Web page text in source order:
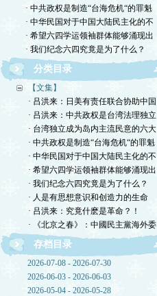
· 中共政权是制造“台海危机“的罪魁
· 中华民国对于中国大陆民主化的不
· 希望六四学运领袖群体能够涌现出
· 我们纪念六四究竟是为了什么？
分类目录
【文集】
· 吕洪来：日美有责任联合协助中国
· 吕洪来：中共政权是台湾法理独立
· 台湾独立成为岛内主流民意的六大
· 中共政权是制造“台海危机“的罪魁
· 中华民国对于中国大陆民主化的不
· 希望六四学运领袖群体能够涌现出
· 我们纪念六四究竟是为了什么？
· 人是有思想意识和创造力的生命
· 吕洪来：究竟什麽是革命？！
· 《北京之春》：中國民主黨海外委
存档目录
2026-07-08 - 2026-07-30
2026-06-03 - 2026-06-03
2026-05-04 - 2026-05-28